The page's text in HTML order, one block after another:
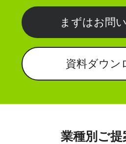
まずはお問
資料ダウン
業種別ご提